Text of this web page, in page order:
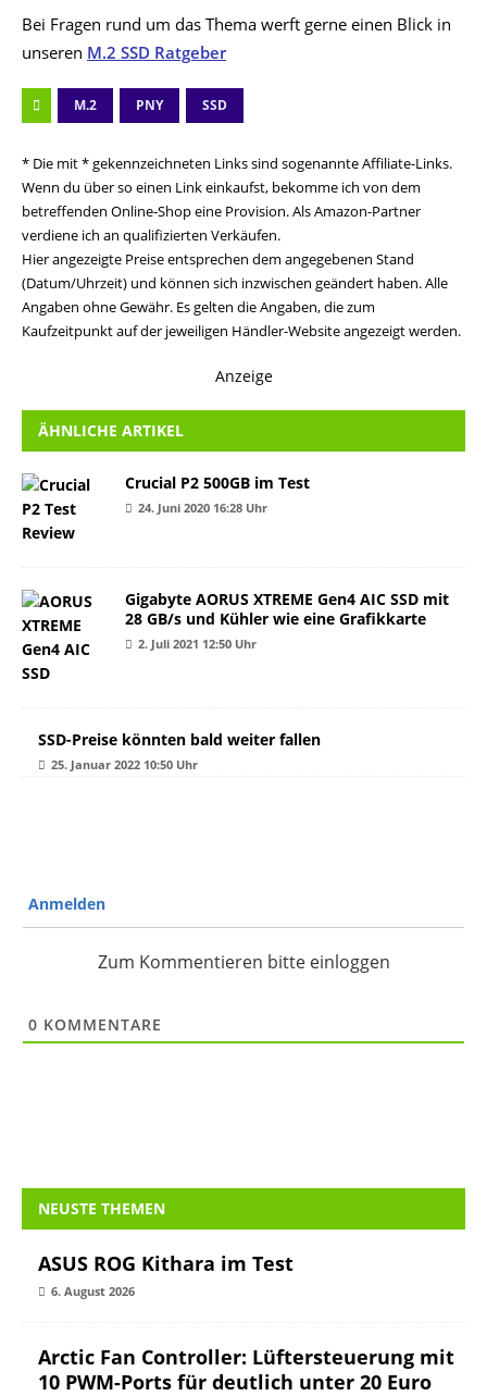
Bei Fragen rund um das Thema werft gerne einen Blick in
unseren M.2 SSD Ratgeber
M.2 PNY SSD
* Die mit * gekennzeichneten Links sind sogenannte Affiliate-Links.
Wenn du über so einen Link einkaufst, bekomme ich von dem
betreffenden Online-Shop eine Provision. Als Amazon-Partner
verdiene ich an qualifizierten Verkäufen.
Hier angezeigte Preise entsprechen dem angegebenen Stand
(Datum/Uhrzeit) und können sich inzwischen geändert haben. Alle
Angaben ohne Gewähr. Es gelten die Angaben, die zum
Kaufzeitpunkt auf der jeweiligen Händler-Website angezeigt werden.
Anzeige
ÄHNLICHE ARTIKEL
Crucial P2 500GB im Test
24. Juni 2020 16:28 Uhr
Gigabyte AORUS XTREME Gen4 AIC SSD mit
28 GB/s und Kühler wie eine Grafikkarte
2. Juli 2021 12:50 Uhr
SSD-Preise könnten bald weiter fallen
25. Januar 2022 10:50 Uhr
Anmelden
Zum Kommentieren bitte einloggen
0 KOMMENTARE
NEUSTE THEMEN
ASUS ROG Kithara im Test
6. August 2026
Arctic Fan Controller: Lüftersteuerung mit
10 PWM-Ports für deutlich unter 20 Euro